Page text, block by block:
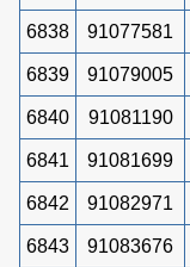
6838 91077581
6839 91079005
6840 91081190
6841 91081699
6842 91082971
6843 91083676